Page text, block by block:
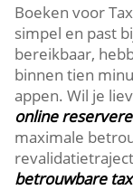
Boeken voor
simpel en past
bereikbaar,
binnen tien
appen. Wil je
online
maximale
betrouwbare